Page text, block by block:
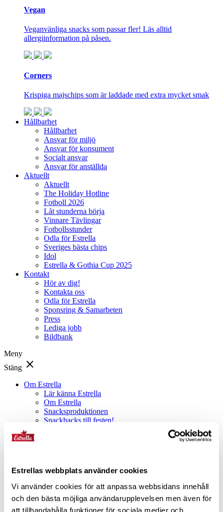
Estrellas webbplats använder cookies
Vi använder cookies för att anpassa webbsidans innehåll
och den bästa möjliga användarupplevelsen men även för
att tillhandahålla funktioner för sociala medier och
Vegan
Veganvänliga snacks som passar fler! Läs alltid
allergiinformation på påsen.
Corners
Krispiga majschips som är laddade med extra mycket smak
Hållbarhet
Hållbarhet
Ansvar för miljö
Ansvar för konsument
Socialt ansvar
Ansvar för anställda
Aktuellt
Aktuellt
The Holiday Hotline
Fotboll 2026
Låt stunderna börja
Vinnare Tävlingar
Fotbollsstunder
Odla för Estrella
Sveriges bästa chips
Idol
Estrella & Gothia Cup 2025
Kontakt
Hör av dig!
Kontakta oss
Odla för Estrella
Sponsring & Samarbeten
Press
Lediga jobb
Bildbank
Meny
Stäng close
Om Estrella
Lär känna Estrella
Om Estrella
Snacksproduktionen
Snackhacks till festen!
Annat gott!
Hållbarhet
Goda snacks är schyssta snacks, så är det bara.